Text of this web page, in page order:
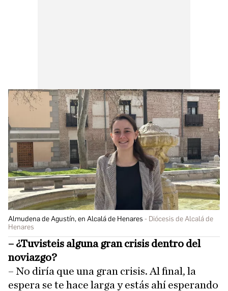
Almudena de Agustín, en Alcalá de Henares
Diócesis de Alcalá de
Henares
– ¿Tuvisteis alguna gran crisis dentro del
noviazgo?
– No diría que una gran crisis. Al final, la
espera se te hace larga y estás ahí esperando